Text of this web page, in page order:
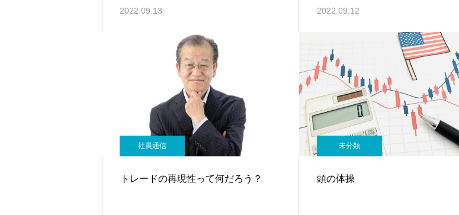
2022.09.13 2022.09.12
社員通信
トレードの再現性って何だろう？
未分類
頭の体操